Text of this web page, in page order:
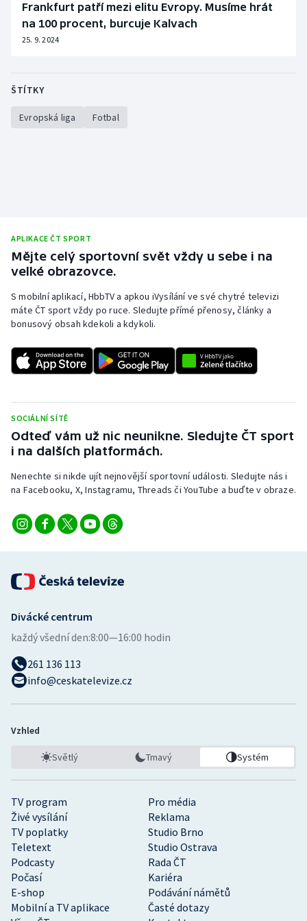
Frankfurt patří mezi elitu Evropy. Musíme hrát
na 100 procent, burcuje Kalvach
25. 9. 2024
ŠTÍTKY
Evropská liga Fotbal
APLIKACE ČT SPORT
Mějte celý sportovní svět vždy u sebe i na
velké obrazovce.
S mobilní aplikací, HbbTV a apkou iVysílání ve své chytré televizi
máte ČT sport vždy po ruce. Sledujte přímé přenosy, články a
bonusový obsah kdekoli a kdykoli.
SOCIÁLNÍ SÍTĚ
Odteď vám už nic neunikne. Sledujte ČT sport
i na dalších platformách.
Nenechte si nikde ujít nejnovější sportovní události. Sledujte nás i
na Facebooku, X, Instagramu, Threads či YouTube a buďte v obraze.
TV program
Pro média
Živé vysílání
Reklama
TV poplatky
Studio Brno
Teletext
Studio Ostrava
Podcasty
Rada ČT
Počasí
Kariéra
E-shop
Podávání námětů
Mobilní a TV aplikace
Časté dotazy
Divácké centrum
každý všední den:8:00—16:00 hodin
261 136 113
info@ceskatelevize.cz
Vzhled
Světlý Tmavý Systém